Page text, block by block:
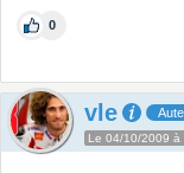
0
vle
Le 04/10/2009 à